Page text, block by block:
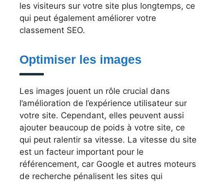
les visiteurs sur votre site plus longtemps, ce
qui peut également améliorer votre
classement SEO.
Optimiser les images
Les images jouent un rôle crucial dans
l’amélioration de l’expérience utilisateur sur
votre site. Cependant, elles peuvent aussi
ajouter beaucoup de poids à votre site, ce
qui peut ralentir sa vitesse. La vitesse du site
est un facteur important pour le
référencement, car Google et autres moteurs
de recherche pénalisent les sites qui